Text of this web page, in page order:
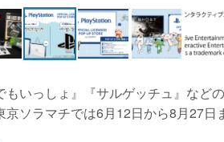
もいっしょ』『サルゲッチュ』など
京ソラマチでは6月12日から8月27日